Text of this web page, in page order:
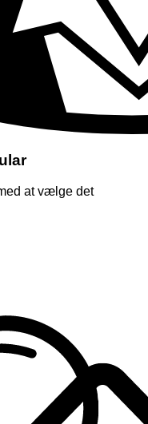
at vælge det